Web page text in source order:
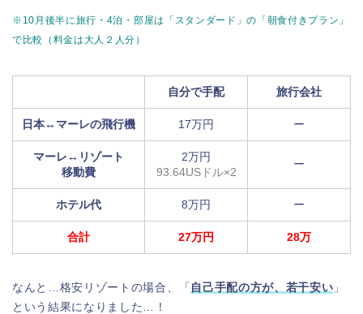
※10月後半に旅行・4泊・部屋は「スタンダード 」の「朝食付きプラン」
で比較（料金は大人２人分）
自分で手配 旅行会社
日本↔︎マーレの飛行機 17万円 ー
マーレ↔︎リゾート
移動費
2万円
93.64USドル×2
ー
ホテル代 8万円 ー
合計 27万円 28万
なんと…格安リゾートの場合、「 自己手配の方が、若干安い 」
という結果になりました…！